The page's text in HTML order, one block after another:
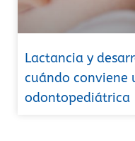
Lactancia y
cuándo conviene
odontopediátrica